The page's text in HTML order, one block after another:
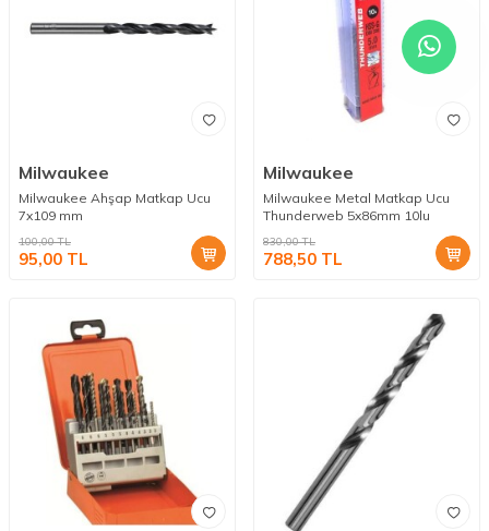
Milwaukee
Milwaukee Ahşap Matkap Ucu
7x109 mm
100,00TL
95,00 TL
Milwaukee
Milwaukee Metal Matkap Ucu
Thunderweb 5x86mm 10lu
830,00TL
788,50 TL